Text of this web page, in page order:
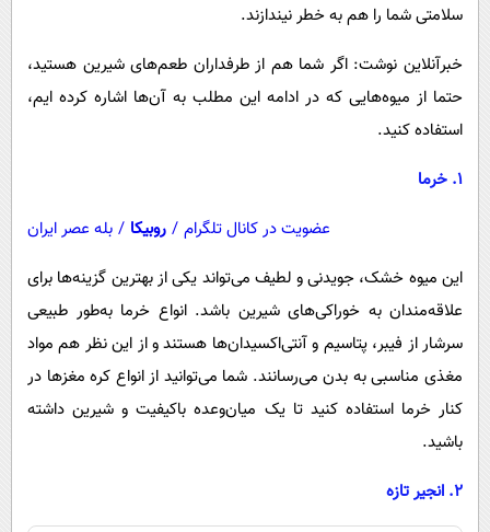
اجتماعی
سلامتی شما را هم به خطر نیندازند.
خبرآنلاین نوشت: اگر شما هم از طرفداران طعم‌های شیرین هستید،
حتما از میوه‌هایی که در ادامه این مطلب به آن‌ها اشاره کرده ایم،
استفاده کنید.
۱. خرما
عضویت در کانال تلگرام / روبیکا / بله عصر ایران
این میوه خشک، جویدنی و لطیف می‌تواند یکی از بهترین گزینه‌ها برای
علاقه‌مندان به خوراکی‌های شیرین باشد. انواع خرما به‌طور طبیعی
سرشار از فیبر، پتاسیم و آنتی‌اکسیدان‌ها هستند و از این نظر هم مواد
مغذی مناسبی به بدن می‌رسانند. شما می‌توانید از انواع کره مغز‌ها در
کنار خرما استفاده کنید تا یک میان‌وعده باکیفیت و شیرین داشته
باشید.
۲. انجیر تازه